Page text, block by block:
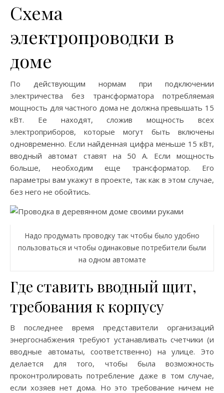
Схема
электропроводки в
доме
По действующим нормам при подключении
электричества без трансформатора потребляемая
мощность для частного дома не должна превышать 15
кВт. Ее находят, сложив мощность всех
электроприборов, которые могут быть включены
одновременно. Если найденная цифра меньше 15 кВт,
вводный автомат ставят на 50 А. Если мощность
больше, необходим еще трансформатор. Его
параметры вам укажут в проекте, так как в этом случае,
без него не обойтись.
Надо продумать проводку так чтобы было удобно
пользоваться и чтобы одинаковые потребители были
на одном автомате
Где ставить вводный щит,
требования к корпусу
В последнее время представители организаций
энергоснабжения требуют устанавливать счетчики (и
вводные автоматы, соответственно) на улице. Это
делается для того, чтобы была возможность
проконтролировать потребление даже в том случае,
если хозяев нет дома. Но это требование ничем не